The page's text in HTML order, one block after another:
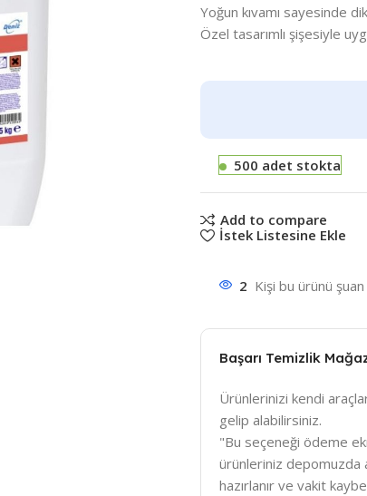
Yoğun kıvamı sayesinde
Özel tasarımlı şişesiyle
500 adet stokta
Add to compare
İstek Listesine Ekle
2 Kişi bu ürünü
Başarı Temizlik
Ürünlerinizi kendi
gelip alabilirsiniz.
"Bu seçeneği ödeme
ürünleriniz depomuzda
hazırlanır ve vakit